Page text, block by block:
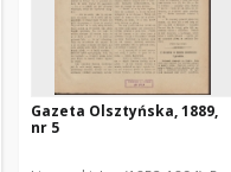
Gazeta Olsztyńska, 1889,
nr 5